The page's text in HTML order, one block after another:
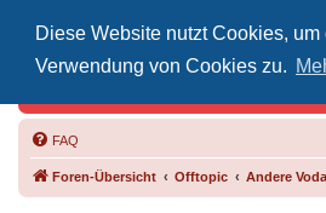
Diese Website nutzt Cookies,
Verwendung von Cookies zu.
FAQ
Foren-Übersicht Offtopic Andere